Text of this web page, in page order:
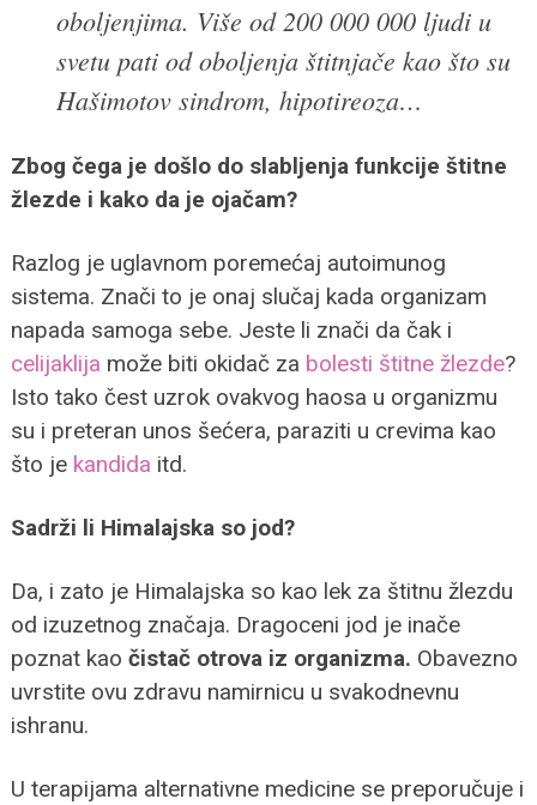
oboljenjima. Više od 200 000 000 ljudi u
svetu pati od oboljenja štitnjače kao što su
Hašimotov sindrom, hipotireoza…
Zbog čega je došlo do slabljenja funkcije štitne
žlezde i kako da je ojačam?
Razlog je uglavnom poremećaj autoimunog
sistema. Znači to je onaj slučaj kada organizam
napada samoga sebe. Jeste li znači da čak i
celijaklija može biti okidač za bolesti štitne žlezde?
Isto tako čest uzrok ovakvog haosa u organizmu
su i preteran unos šećera, paraziti u crevima kao
što je kandida itd.
Sadrži li Himalajska so jod?
Da, i zato je Himalajska so kao lek za štitnu žlezdu
od izuzetnog značaja. Dragoceni jod je inače
poznat kao čistač otrova iz organizma. Obavezno
uvrstite ovu zdravu namirnicu u svakodnevnu
ishranu.
U terapijama alternativne medicine se preporučuje i